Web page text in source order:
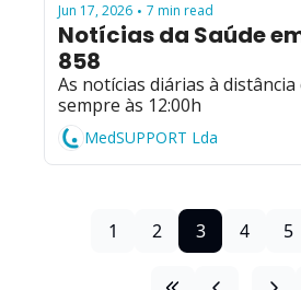
Jun 17, 2026 • 7 min read
Notícias da Saúde
858
As notícias diárias à distância
sempre às 12:00h
MedSUPPORT Lda
1 2 3 4 5